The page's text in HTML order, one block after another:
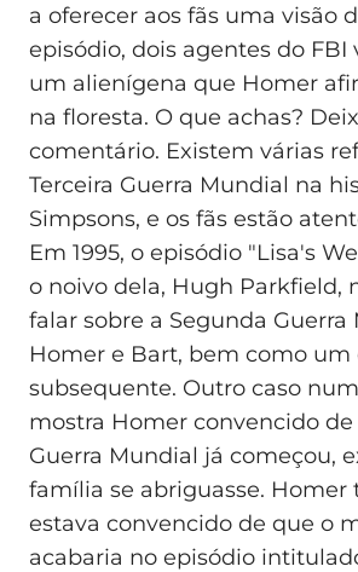
a oferecer aos fãs uma visão
episódio, dois agentes do FBI
um alienígena que Homer
na floresta. O que achas?
comentário. Existem várias
Terceira Guerra Mundial na
Simpsons, e os fãs estão
Em 1995, o episódio "Lisa's
o noivo dela, Hugh Parkfield,
falar sobre a Segunda
Homer e Bart, bem como
subsequente. Outro caso
mostra Homer convencido de
Guerra Mundial já começou,
família se abriguasse. Homer
estava convencido de que o
acabaria no episódio